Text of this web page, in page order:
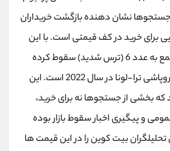
نشان دهنده بازگشت خریداران
برای خرید در کف قیمتی است. با این
حال، شاخص ترس و طمع به عدد 6 (ترس شدید) سقوط کرده
است که مشابه زمان فروپاشی ترا‌-لونا در سال 2022 است. این
بخشی از جستجوها نه برای خرید،
و پیگیری اخبار سقوط بازار بوده
بیت کوین را در این قیمت ها